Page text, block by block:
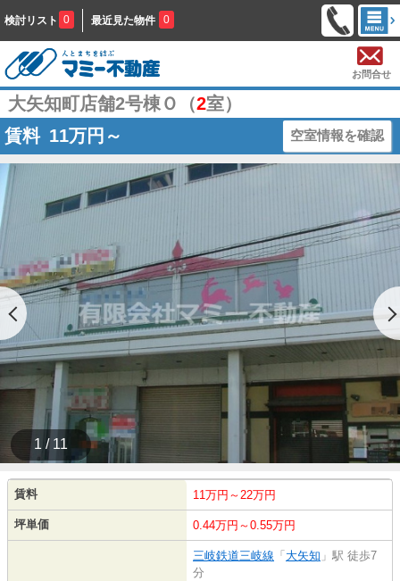
検討リスト 0 最近見た物件 0
お問合せ
大矢知町店舗2号棟Ｏ（2室）
賃料 11万円～ 空室情報を確認
1 / 11
賃料 11万円～22万円
坪単価 0.44万円～0.55万円
三岐鉄道三岐線 「 大矢知 」駅 徒歩7
分